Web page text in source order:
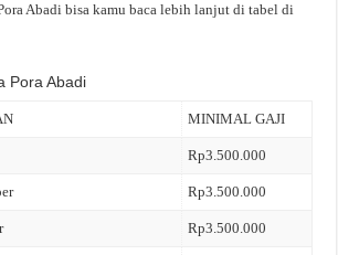
Abadi bisa kamu baca lebih lanjut di tabel di
Pora Abadi
MINIMAL GAJI
Rp3.500.000
Rp3.500.000
Rp3.500.000